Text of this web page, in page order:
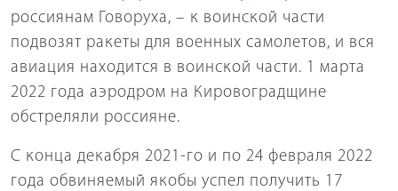
россиянам Говоруха, – к воинской части
подвозят ракеты для военных самолетов, и вся
авиация находится в воинской части. 1 марта
2022 года аэродром на Кировоградщине
обстреляли россияне.
С конца декабря 2021-го и по 24 февраля 2022
года обвиняемый якобы успел получить 17